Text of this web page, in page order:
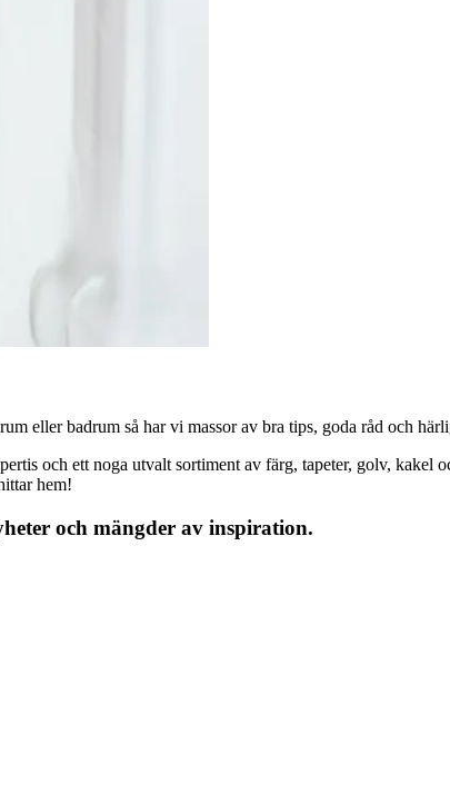
eller badrum så har vi massor av bra tips, goda råd och
och ett noga utvalt sortiment av färg, tapeter, golv,
hem!
och mängder av inspiration.